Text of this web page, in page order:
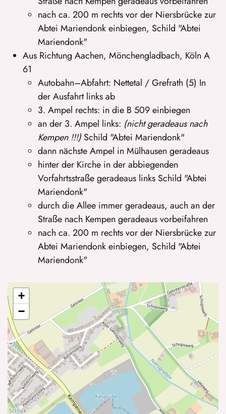
nach ca. 200 m rechts vor der Niersbrücke zur
Abtei Mariendonk einbiegen, Schild "Abtei
Mariendonk"
Aus Richtung Aachen, Mönchengladbach, Köln A
61
Autobahn–Abfahrt: Nettetal / Grefrath (5) In
der Ausfahrt links ab
3. Ampel rechts: in die B 509 einbiegen
an der 3. Ampel links: (nicht geradeaus nach
Kempen !!!) Schild "Abtei Mariendonk"
dann nächste Ampel in Mülhausen geradeaus
hinter der Kirche in der abbiegenden
Vorfahrtsstraße geradeaus links Schild "Abtei
Mariendonk"
durch die Allee immer geradeaus, auch an der
Straße nach Kempen geradeaus vorbeifahren
nach ca. 200 m rechts vor der Niersbrücke zur
Abtei Mariendonk einbiegen, Schild "Abtei
Mariendonk"
+
−